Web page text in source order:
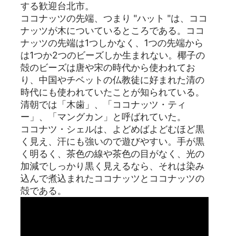
する歓迎台北市。
ココナッツの先端、つまり "ハット "は、ココ
ナッツが木についているところである。ココ
ナッツの先端は1つしかなく、1つの先端から
は1つか2つのビーズしか生まれない。椰子の
殻のビーズは唐や宋の時代から使われてお
り、中国やチベットの仏教徒に好まれた清の
時代にも使われていたことが知られている。
清朝では「木歯」、「ココナッツ・ティ
ー」、「マングカン」と呼ばれていた。
ココナツ・シェルは、よどめばよどむほど黒
く見え、汗にも強いので遊びやすい。手が黒
く明るく、茶色の線や茶色の目がなく、光の
加減でしっかり黒く見えるなら、それは染み
込んで煮込まれたココナッツとココナッツの
殻である。